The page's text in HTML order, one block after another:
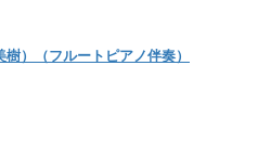
）（フルートピアノ伴奏）